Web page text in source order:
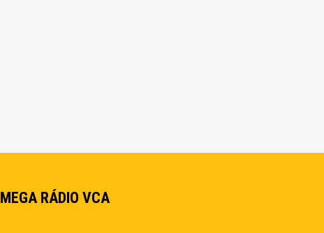
MEGA RÁDIO VCA